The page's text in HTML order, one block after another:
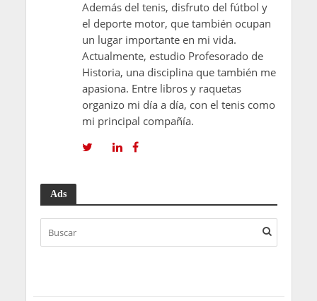
Además del tenis, disfruto del fútbol y
el deporte motor, que también ocupan
un lugar importante en mi vida.
Actualmente, estudio Profesorado de
Historia, una disciplina que también me
apasiona. Entre libros y raquetas
organizo mi día a día, con el tenis como
mi principal compañía.
Ads